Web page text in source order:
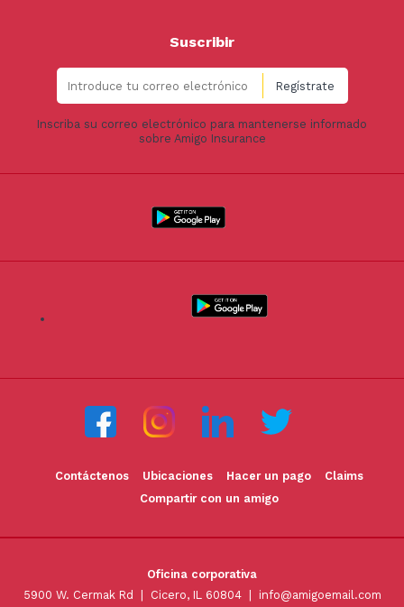
Suscribir
Inscriba su correo electrónico para mantenerse informado
sobre Amigo Insurance
Contáctenos Ubicaciones Hacer un pago
Claims
Compartir con un amigo
Oficina corporativa
5900 W. Cermak Rd | Cicero, IL 60804 | info@amigoemail.com